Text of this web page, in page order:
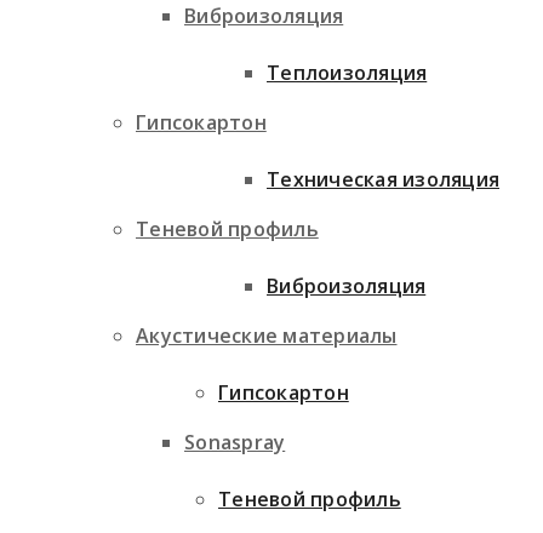
Виброизоляция
Гипсокартон
Теневой профиль
Акустические материалы
Sonaspray
Теплоизоляция
Техническая изоляция
Виброизоляция
Гипсокартон
Теневой профиль